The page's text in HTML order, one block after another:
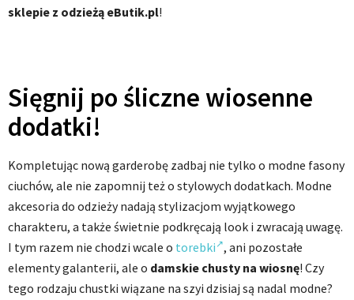
sklepie z odzieżą eButik.pl!
Sięgnij po śliczne wiosenne
dodatki!
Kompletując nową garderobę zadbaj nie tylko o modne fasony
ciuchów, ale nie zapomnij też o stylowych dodatkach. Modne
akcesoria do odzieży nadają stylizacjom wyjątkowego
charakteru, a także świetnie podkręcają look i zwracają uwagę.
I tym razem nie chodzi wcale o torebki , ani pozostałe
elementy galanterii, ale o damskie chusty na wiosnę! Czy
tego rodzaju chustki wiązane na szyi dzisiaj są nadal modne?